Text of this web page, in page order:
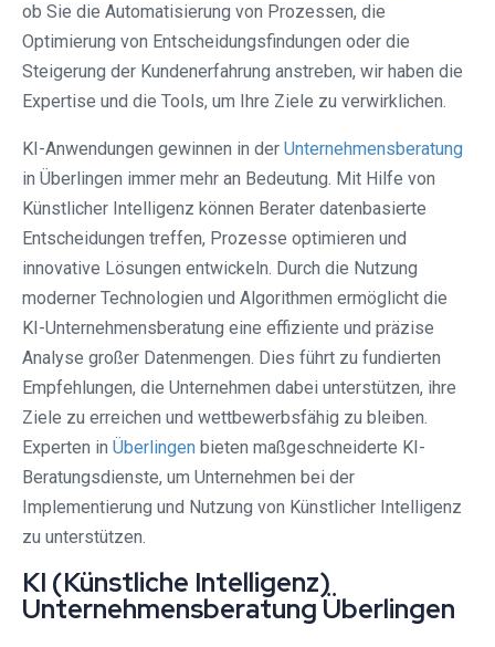
ob Sie die Automatisierung von Prozessen, die
Optimierung von Entscheidungsfindungen oder die
Steigerung der Kundenerfahrung anstreben, wir haben die
Expertise und die Tools, um Ihre Ziele zu verwirklichen.
KI-Anwendungen gewinnen in der Unternehmensberatung
in Überlingen immer mehr an Bedeutung. Mit Hilfe von
Künstlicher Intelligenz können Berater datenbasierte
Entscheidungen treffen, Prozesse optimieren und
innovative Lösungen entwickeln. Durch die Nutzung
moderner Technologien und Algorithmen ermöglicht die
KI-Unternehmensberatung eine effiziente und präzise
Analyse großer Datenmengen. Dies führt zu fundierten
Empfehlungen, die Unternehmen dabei unterstützen, ihre
Ziele zu erreichen und wettbewerbsfähig zu bleiben.
Experten in Überlingen bieten maßgeschneiderte KI-
Beratungsdienste, um Unternehmen bei der
Implementierung und Nutzung von Künstlicher Intelligenz
zu unterstützen.
KI (Künstliche Intelligenz)
Unternehmensberatung Überlingen